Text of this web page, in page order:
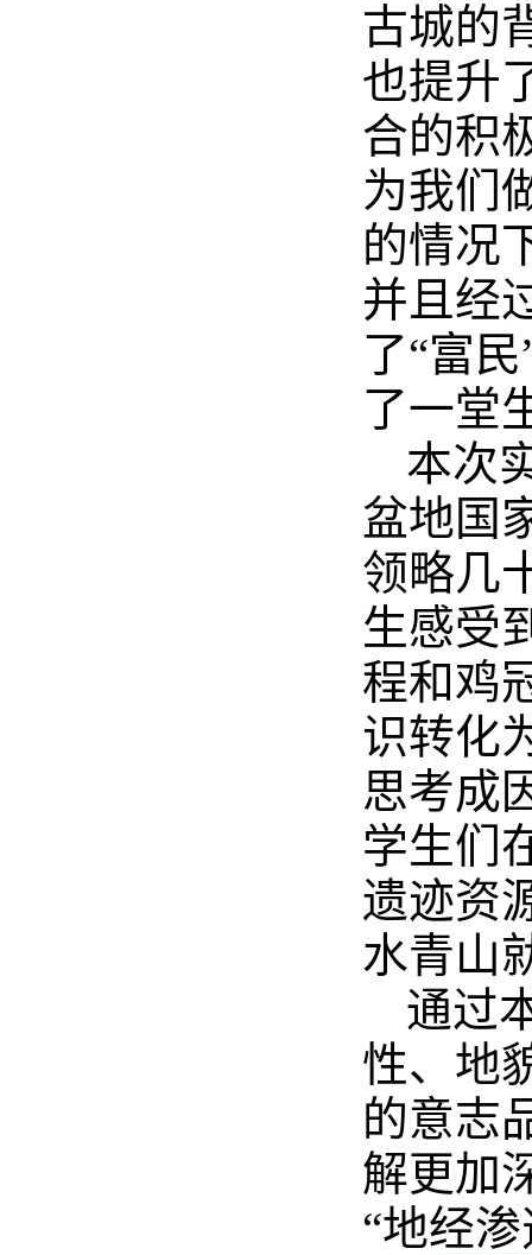
古城的
也提升
合的积
为我们
的情况
并且经
了“富
了一堂
本次
盆地国
领略几
生感受
程和鸡
识转化
思考成
学生们
遗迹资
水青山
通过
性、地
的意志
解更加
“地经